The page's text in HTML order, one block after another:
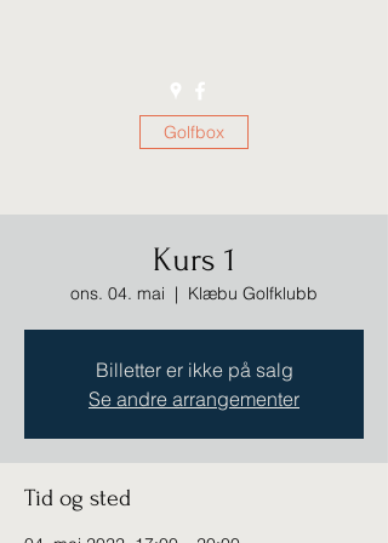
Golfbox
Kurs 1
ons. 04. mai
  |
Klæbu Golfklubb
Billetter er ikke på salg
Se andre arrangementer
Tid og sted